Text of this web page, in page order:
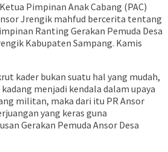
Pimpinan Anak Cabang (PAC)
Jrengik mahfud bercerita tentang
Ranting Gerakan Pemuda Desa
Kabupaten Sampang. Kamis
kader bukan suatu hal yang mudah,
menjadi kendala dalam upaya
militan, maka dari itu PR Ansor
yang keras guna
Gerakan Pemuda Ansor Desa